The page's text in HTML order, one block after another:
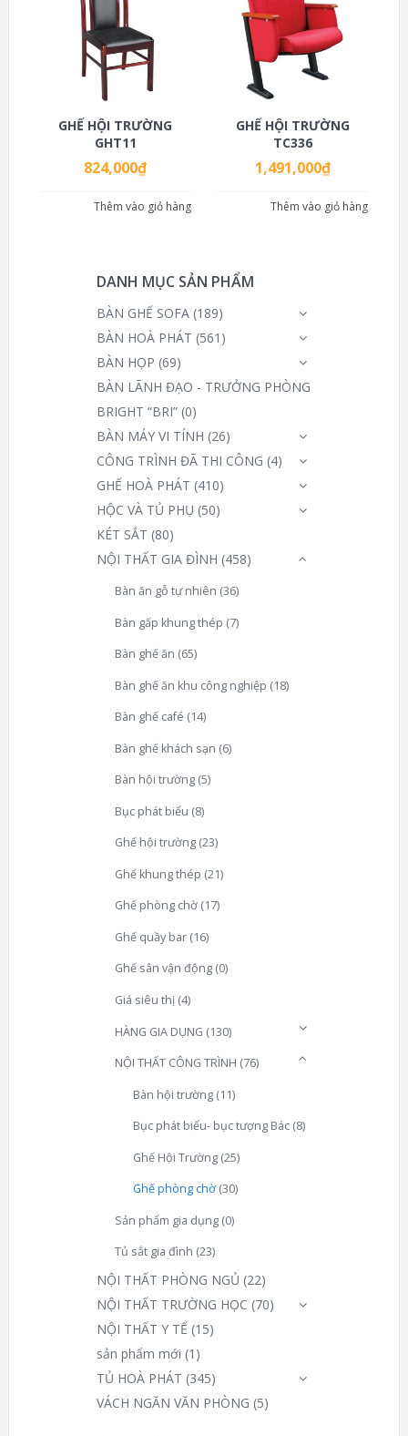
GHẾ HỘI TRƯỜNG
GHT11
824,000₫
Thêm vào giỏ hàng
GHẾ HỘI TRƯỜNG
TC336
1,491,000₫
Thêm vào giỏ hàng
DANH MỤC SẢN PHẨM
BÀN GHẾ SOFA (189)
BÀN HOÀ PHÁT (561)
BÀN HỌP (69)
BÀN LÃNH ĐẠO - TRƯỞNG PHÒNG
BRIGHT “BRI” (0)
BÀN MÁY VI TÍNH (26)
CÔNG TRÌNH ĐÃ THI CÔNG (4)
GHẾ HOÀ PHÁT (410)
HỘC VÀ TỦ PHỤ (50)
KÉT SẮT (80)
NỘI THẤT GIA ĐÌNH (458)
Bàn ăn gỗ tự nhiên (36)
Bàn gấp khung thép (7)
Bàn ghế ăn (65)
Bàn ghế ăn khu công nghiệp (18)
Bàn ghế café (14)
Bàn ghế khách sạn (6)
Bàn hội trường (5)
Bục phát biểu (8)
Ghế hội trường (23)
Ghế khung thép (21)
Ghế phòng chờ (17)
Ghế quầy bar (16)
Ghế sân vận động (0)
Giá siêu thị (4)
HÀNG GIA DỤNG (130)
NỘI THẤT CÔNG TRÌNH (76)
Bàn hội trường (11)
Bục phát biểu- bục tượng Bác (8)
Ghế Hội Trường (25)
Ghế phòng chờ (30)
Sản phẩm gia dụng (0)
Tủ sắt gia đình (23)
NỘI THẤT PHÒNG NGỦ (22)
NỘI THẤT TRƯỜNG HỌC (70)
NỘI THẤT Y TẾ (15)
sản phẩm mới (1)
TỦ HOÀ PHÁT (345)
VÁCH NGĂN VĂN PHÒNG (5)